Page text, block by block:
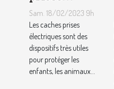
électriques
choisir ?
Sam. 18/02/2023 9h
Les caches prises
électriques sont des
dispositifs très utiles
pour protéger les
enfants, les animaux...